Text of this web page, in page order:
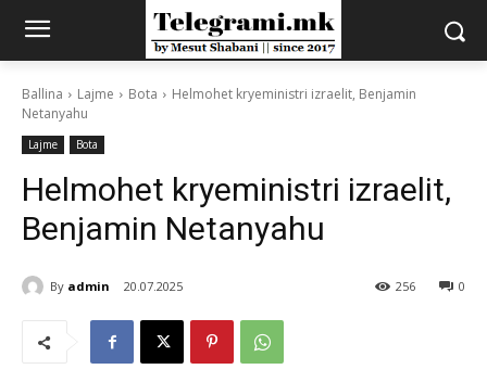
Ballina Lajme Bota
Helmohet kryeministri izraelit, Benjamin
Netanyahu
Lajme Bota
Helmohet kryeministri izraelit,
Benjamin Netanyahu
By admin 20.07.2025 0
256